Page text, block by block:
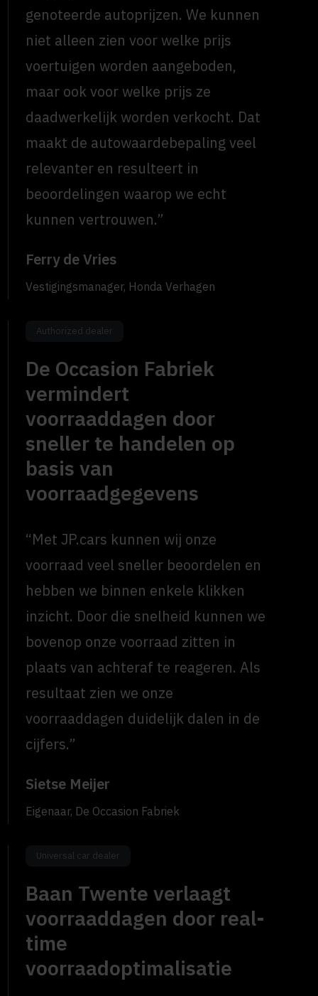
genoteerde autoprijzen. We kunnen
niet alleen zien voor welke prijs
voertuigen worden aangeboden,
maar ook voor welke prijs ze
daadwerkelijk worden verkocht. Dat
maakt de autowaardebepaling veel
relevanter en resulteert in
beoordelingen waarop we echt
kunnen vertrouwen.”
Ferry de Vries
Vestigingsmanager, Honda Verhagen
Authorized dealer
De Occasion Fabriek
vermindert
voorraaddagen door
sneller te handelen op
basis van
voorraadgegevens
“Met JP.cars kunnen wij onze
voorraad veel sneller beoordelen en
hebben we binnen enkele klikken
inzicht. Door die snelheid kunnen we
bovenop onze voorraad zitten in
plaats van achteraf te reageren. Als
resultaat zien we onze
voorraaddagen duidelijk dalen in de
cijfers.”
Sietse Meijer
Eigenaar, De Occasion Fabriek
Universal car dealer
Baan Twente verlaagt
voorraaddagen door real-
time
voorraadoptimalisatie